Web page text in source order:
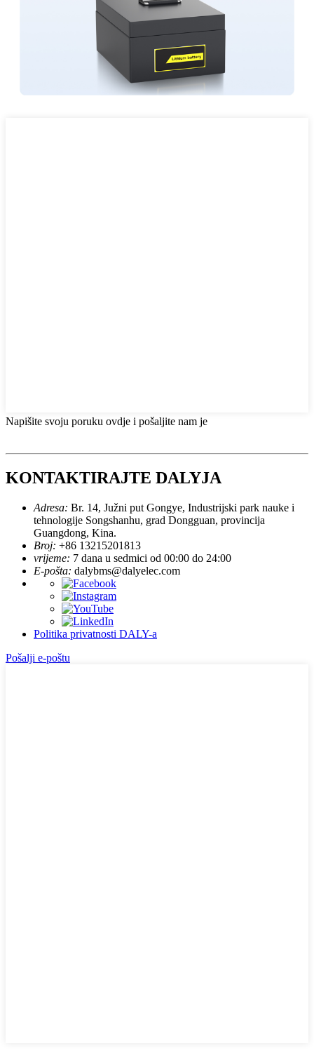
Napišite svoju poruku ovdje i pošaljite nam je
KONTAKTIRAJTE DALYJA
Adresa: Br. 14, Južni put Gongye, Industrijski park nauke i
tehnologije Songshanhu, grad Dongguan, provincija
Guangdong, Kina.
Broj: +86 13215201813
vrijeme: 7 dana u sedmici od 00:00 do 24:00
E-pošta: dalybms@dalyelec.com
Politika privatnosti DALY-a
Pošalji e-poštu